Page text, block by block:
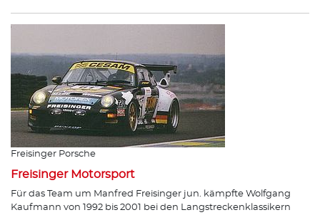
Freisinger Porsche
Freisinger Motorsport
Für das Team um Manfred Freisinger jun. kämpfte Wolfgang
Kaufmann von 1992 bis 2001 bei den Langstreckenklassikern